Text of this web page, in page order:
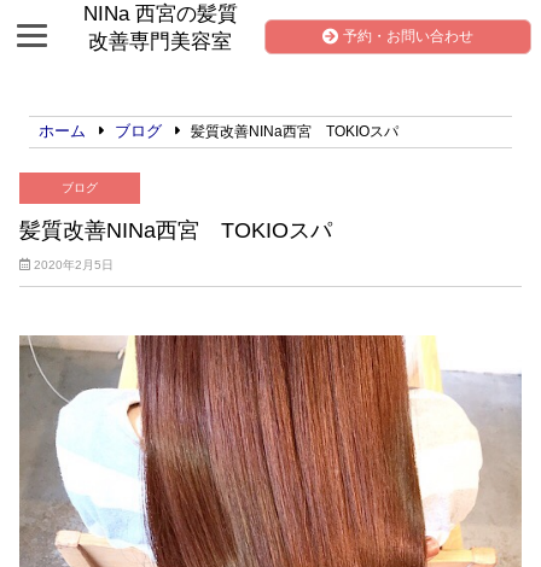
NINa 西宮の髪質
改善専門美容室
予約・お問い合わせ
ホーム ブログ 髪質改善NINa西宮 TOKIOスパ
ブログ
髪質改善NINa西宮 TOKIOスパ
2020年2月5日